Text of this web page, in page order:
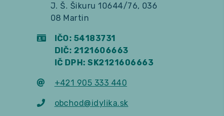
J. Š. Šikuru 10644/76, 036
08 Martin
IČO: 54183731
DIČ: 2121606663
IČ DPH: SK2121606663
+421 905 333 440
obchod@idylika.sk